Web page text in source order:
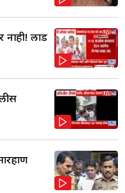
लाड